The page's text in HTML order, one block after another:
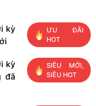
kỳ
ƯU ĐÃI
HOT
kỳ
đã
SIÊU MỚI,
SIÊU HOT